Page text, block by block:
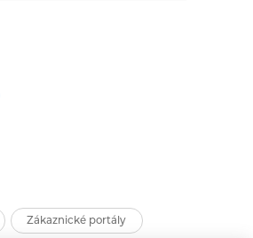
Zákaznické portály